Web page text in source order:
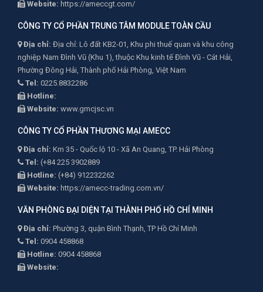
Website: https://ameccgt.com/
CÔNG TY CỔ PHẦN TRUNG TÂM MODULE TOÀN CẦU
Địa chỉ: Địa chỉ: Lô đất KB2-01, Khu phi thuế quan và khu công
nghiệp Nam Đình Vũ (Khu 1), thuộc Khu kinh tế Đình Vũ - Cát Hải,
Phường Đông Hải, Thành phố Hải Phòng, Việt Nam
Tel: 0225.8832286
Hotline:
Website: www.gmcjsc.vn
CÔNG TY CỔ PHẦN THƯƠNG MẠI AMECC
Địa chỉ: Km 35 - Quốc lộ 10 - Xã An Quang, TP. Hải Phòng
Tel: (+84 225 3902889
Hotline: (+84) 912232262
Website: https://amecc-trading.com.vn/
VĂN PHÒNG ĐẠI DIỆN TẠI THÀNH PHỐ HỒ CHÍ MINH
Địa chỉ: Phường 3, quận Bình Thạnh, TP Hồ Chí Minh
Tel: 0904 458868
Hotline: 0904 458868
Website: